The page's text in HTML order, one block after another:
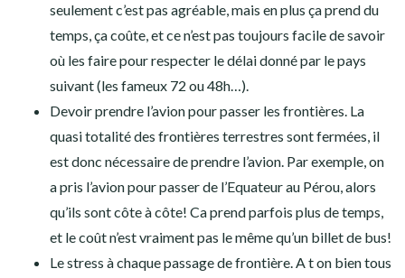
seulement c’est pas agréable, mais en plus ça prend du
temps, ça coûte, et ce n’est pas toujours facile de savoir
où les faire pour respecter le délai donné par le pays
suivant (les fameux 72 ou 48h…).
Devoir prendre l’avion pour passer les frontières. La
quasi totalité des frontières terrestres sont fermées, il
est donc nécessaire de prendre l’avion. Par exemple, on
a pris l’avion pour passer de l’Equateur au Pérou, alors
qu’ils sont côte à côte! Ca prend parfois plus de temps,
et le coût n’est vraiment pas le même qu’un billet de bus!
Le stress à chaque passage de frontière. A t on bien tous